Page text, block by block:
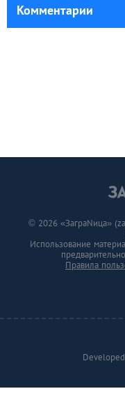
Комментарии
© 2026 «ЗаграNица»
Использование
Правила